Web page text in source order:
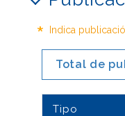
* Indica
Total de
Tipo